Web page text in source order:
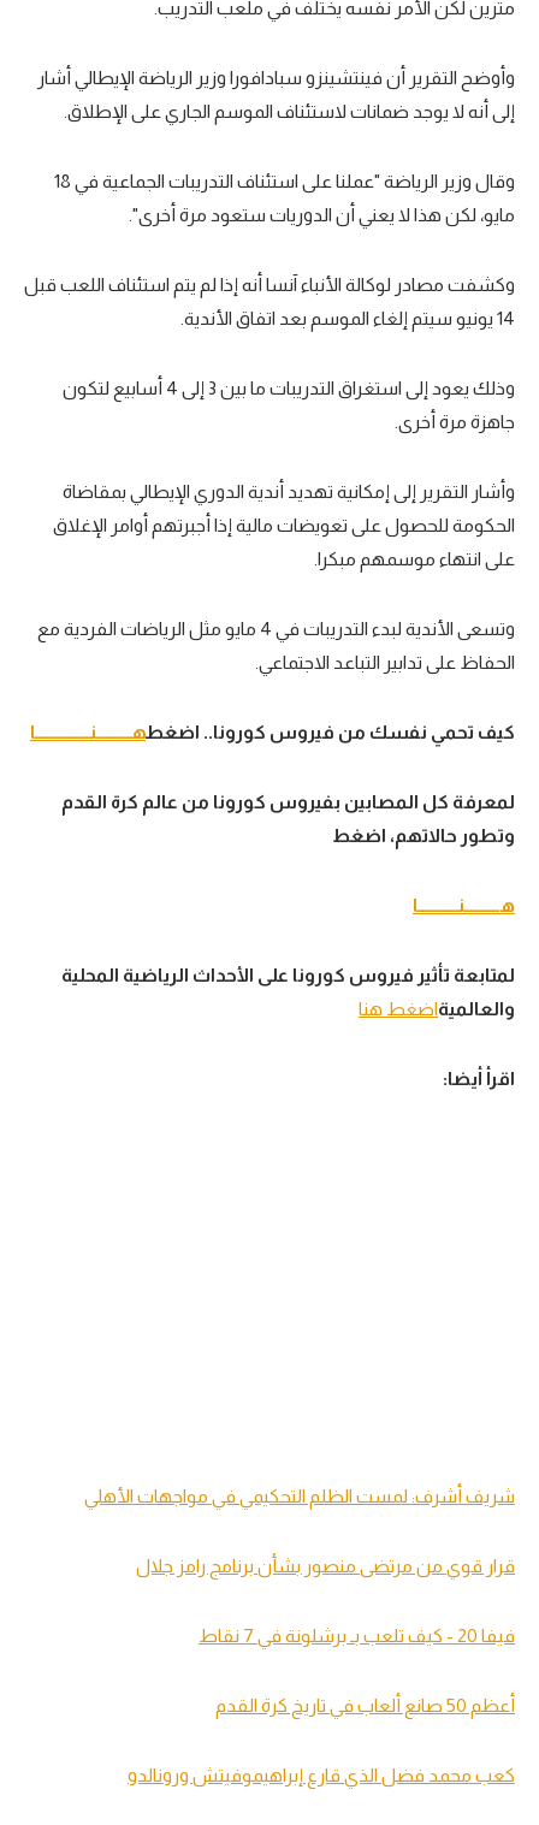
أقسام خاصة
ميركاتو
تقرير في الجول
حكايات في الجول
كويز في الجول
فيديو في الجول
مترين لكن الأمر نفسه يختلف في ملعب التدريب.
وأوضح التقرير أن فينتشينزو سبادافورا وزير الرياضة الإيطالي أشار
إلى أنه لا يوجد ضمانات لاستئناف الموسم الجاري على الإطلاق.
وقال وزير الرياضة "عملنا على استئناف التدريبات الجماعية في 18
مايو، لكن هذا لا يعني أن الدوريات ستعود مرة أخرى".
وكشفت مصادر لوكالة الأنباء آنسا أنه إذا لم يتم استئناف اللعب قبل
14 يونيو سيتم إلغاء الموسم بعد اتفاق الأندية.
وذلك يعود إلى استغراق التدريبات ما بين 3 إلى 4 أسابيع لتكون
جاهزة مرة أخرى.
وأشار التقرير إلى إمكانية تهديد أندية الدوري الإيطالي بمقاضاة
الحكومة للحصول على تعويضات مالية إذا أجبرتهم أوامر الإغلاق
على انتهاء موسمهم مبكرا.
وتسعى الأندية لبدء التدريبات في 4 مايو مثل الرياضات الفردية مع
الحفاظ على تدابير التباعد الاجتماعي.
كيف تحمي نفسك من فيروس كورونا.. اضغطهــــــــــنـــــــــــــــا
لمعرفة كل المصابين بفيروس كورونا من عالم كرة القدم
وتطور حالاتهم، اضغط
هــــــــــنـــــــــــا
لمتابعة تأثير فيروس كورونا على الأحداث الرياضية المحلية
والعالميةاضغط هنا
اقرأ أيضا:
شريف أشرف: لمست الظلم التحكيمي في مواجهات الأهلي
قرار قوي من مرتضى منصور بشأن برنامج رامز جلال
فيفا 20 - كيف تلعب بـ برشلونة في 7 نقاط
أعظم 50 صانع ألعاب في تاريخ كرة القدم
كعب محمد فضل الذي قارع إبراهيموفيتش ورونالدو